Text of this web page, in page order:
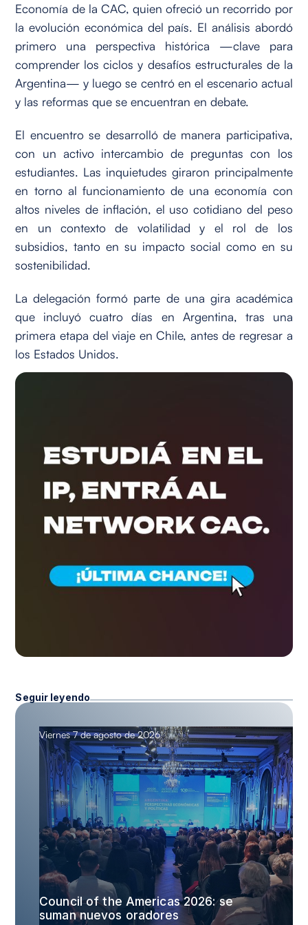
Economía de la CAC, quien ofreció un recorrido por
la evolución económica del país. El análisis abordó
primero una perspectiva histórica —clave para
comprender los ciclos y desafíos estructurales de la
Argentina— y luego se centró en el escenario actual
y las reformas que se encuentran en debate.
El encuentro se desarrolló de manera participativa,
con un activo intercambio de preguntas con los
estudiantes. Las inquietudes giraron principalmente
en torno al funcionamiento de una economía con
altos niveles de inflación, el uso cotidiano del peso
en un contexto de volatilidad y el rol de los
subsidios, tanto en su impacto social como en su
sostenibilidad.
La delegación formó parte de una gira académica
que incluyó cuatro días en Argentina, tras una
primera etapa del viaje en Chile, antes de regresar a
los Estados Unidos.
Seguir leyendo
Viernes 7 de agosto de 2026
Council of the Americas 2026: se
suman nuevos oradores